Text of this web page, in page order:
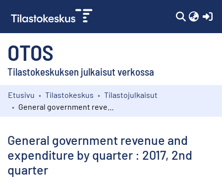
OTOS
Tilastokeskuksen julkaisut verkossa
Kokoelmat
Etusivu Tilastokeskus
Tilastojulkaisut
General government revenue and
expenditure by quarter : 2017, 2nd
quarter